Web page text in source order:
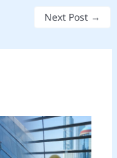
Next Post →